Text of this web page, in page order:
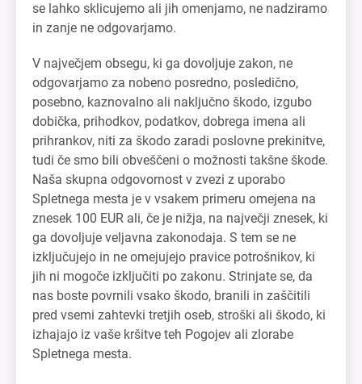
se lahko sklicujemo ali jih omenjamo, ne nadziramo
in zanje ne odgovarjamo.
V največjem obsegu, ki ga dovoljuje zakon, ne
odgovarjamo za nobeno posredno, posledično,
posebno, kaznovalno ali naključno škodo, izgubo
dobička, prihodkov, podatkov, dobrega imena ali
prihrankov, niti za škodo zaradi poslovne prekinitve,
tudi če smo bili obveščeni o možnosti takšne škode.
Naša skupna odgovornost v zvezi z uporabo
Spletnega mesta je v vsakem primeru omejena na
znesek 100 EUR ali, če je nižja, na največji znesek, ki
ga dovoljuje veljavna zakonodaja. S tem se ne
izključujejo in ne omejujejo pravice potrošnikov, ki
jih ni mogoče izključiti po zakonu. Strinjate se, da
nas boste povrnili vsako škodo, branili in zaščitili
pred vsemi zahtevki tretjih oseb, stroški ali škodo, ki
izhajajo iz vaše kršitve teh Pogojev ali zlorabe
Spletnega mesta.